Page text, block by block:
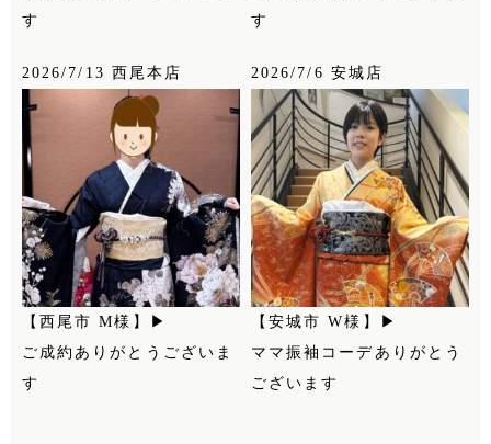
す
す
2026/7/13 西尾本店
【西尾市 M様】▶
ご成約ありがとうございま
す
2026/7/6 安城店
【安城市 W様】▶
ママ振袖コーデありがとう
ございます